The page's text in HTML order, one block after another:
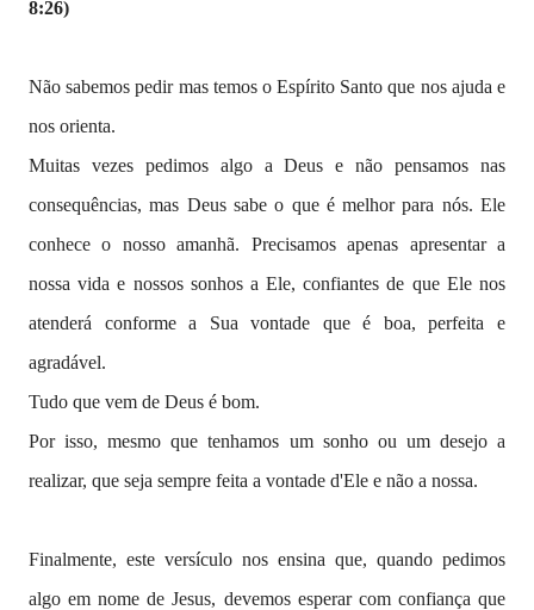
8:26)
Não sabemos pedir mas temos o Espírito Santo que nos ajuda e
nos orienta.
Muitas vezes pedimos algo a Deus e não pensamos nas
consequências, mas Deus sabe o que é melhor para nós. Ele
conhece o nosso amanhã. Precisamos apenas apresentar a
nossa vida e nossos sonhos a Ele, confiantes de que Ele nos
atenderá conforme a Sua vontade que é boa, perfeita e
agradável.
Tudo que vem de Deus é bom.
Por isso, mesmo que tenhamos um sonho ou um desejo a
realizar, que seja sempre feita a vontade d'Ele e não a nossa.
Finalmente, este versículo nos ensina que, quando pedimos
algo em nome de Jesus, devemos esperar com confiança que